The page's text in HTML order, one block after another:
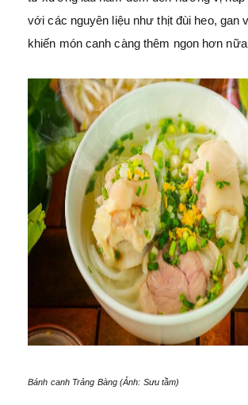
với các nguyên liệu như thịt đùi heo, gan
khiến món canh càng thêm ngon hơn
Bánh canh Trảng Bàng (Ảnh: Sưu tầm)